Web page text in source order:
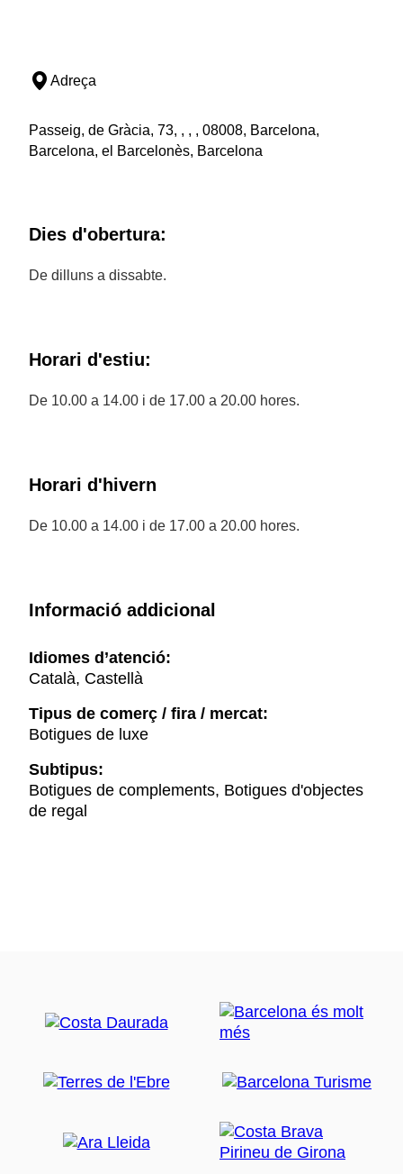
Adreça
Passeig, de Gràcia, 73, , , , 08008, Barcelona,
Barcelona, el Barcelonès, Barcelona
Dies d'obertura:
De dilluns a dissabte.
Horari d'estiu:
De 10.00 a 14.00 i de 17.00 a 20.00 hores.
Horari d'hivern
De 10.00 a 14.00 i de 17.00 a 20.00 hores.
Informació addicional
Idiomes d’atenció:
Català, Castellà
Tipus de comerç / fira / mercat:
Botigues de luxe
Subtipus:
Botigues de complements, Botigues d'objectes
de regal